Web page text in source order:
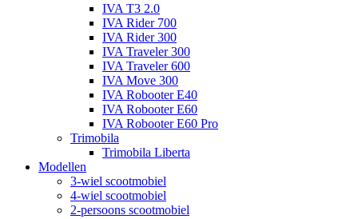
IVA T3 2.0
IVA Rider 700
IVA Rider 300
IVA Traveler 300
IVA Traveler 600
IVA Move 300
IVA Robooter E40
IVA Robooter E60
IVA Robooter E60 Pro
Trimobila
Trimobila Liberta
Modellen
3-wiel scootmobiel
4-wiel scootmobiel
2-persoons scootmobiel